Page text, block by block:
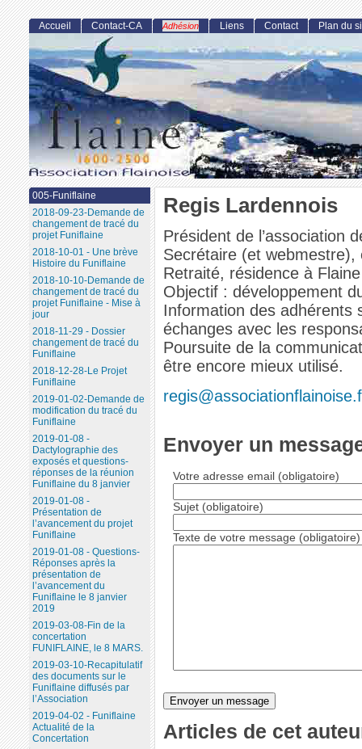
Regis Lardennois
Président de l’association
Secrétaire (et
Retraité, résidence à
Objectif : développement
Information des adhérents
échanges avec les
Poursuite de la
être encore mieux utilisé.
Envoyer un
Votre adresse email (obligatoire)
Sujet (obligatoire)
Texte de votre message (obligatoire)
Articles de cet
Accueil Contact-CA Adhésion Liens Contact Plan du
005-Funiflaine
2018-09-23-Demande de
changement de tracé du
projet Funiflaine
2018-10-01 - Une brève
Histoire du Funiflaine
2018-10-10-Demande de
changement de tracé du
projet Funiflaine - Mise à
jour
2018-11-29 - Dossier
changement de tracé du
Funiflaine
2018-12-28-Le Projet
Funiflaine
2019-01-02-Demande de
modification du tracé du
Funiflaine
2019-01-08 -
Dactylographie des
exposés et questions-
réponses de la réunion
Funiflaine du 8 janvier
2019-01-08 -
Présentation de
l’avancement du projet
Funiflaine
2019-01-08 - Questions-
Réponses après la
présentation de
l’avancement du
Funiflaine le 8 janvier
2019
2019-03-08-Fin de la
concertation
FUNIFLAINE, le 8 MARS.
2019-03-10-Recapitulatif
des documents sur le
Funiflaine diffusés par
l’Association
2019-04-02 - Funiflaine
Actualité de la
Concertation